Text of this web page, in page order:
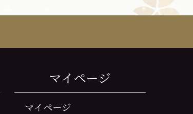
マイページ
マイページ